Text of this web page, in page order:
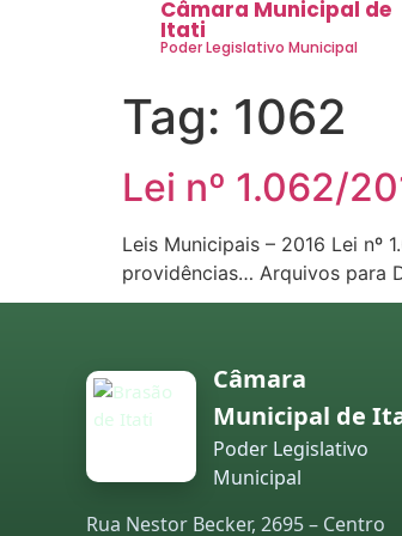
Câmara Municipal de
Itati
Poder Legislativo Municipal
Tag: 1062
Lei nº 1.062/
Leis Municipais – 2016 Lei nº
providências… Arquivos para
Câmara
Municipal de
Poder Legislativo
Municipal
Rua Nestor Becker, 2695 – Centro